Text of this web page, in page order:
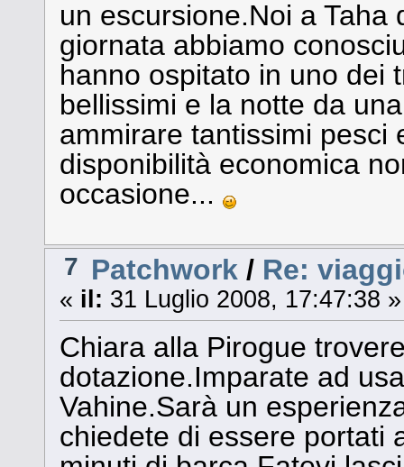
un escursione.Noi a
giornata abbiamo
hanno ospitato in uno dei
bellissimi e la notte da
ammirare tantissimi pesci
disponibilità economica
occasione...
7 Patchwork / Re:
« il: 31 Luglio 2008, 17:47:38 »
Chiara alla Pirogue
dotazione.Imparate ad
Vahine.Sarà un
chiedete di essere portati